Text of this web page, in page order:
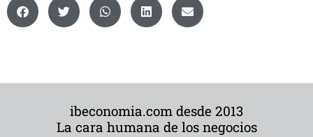
ibeconomia.com desde 2013
La cara humana de los negocios